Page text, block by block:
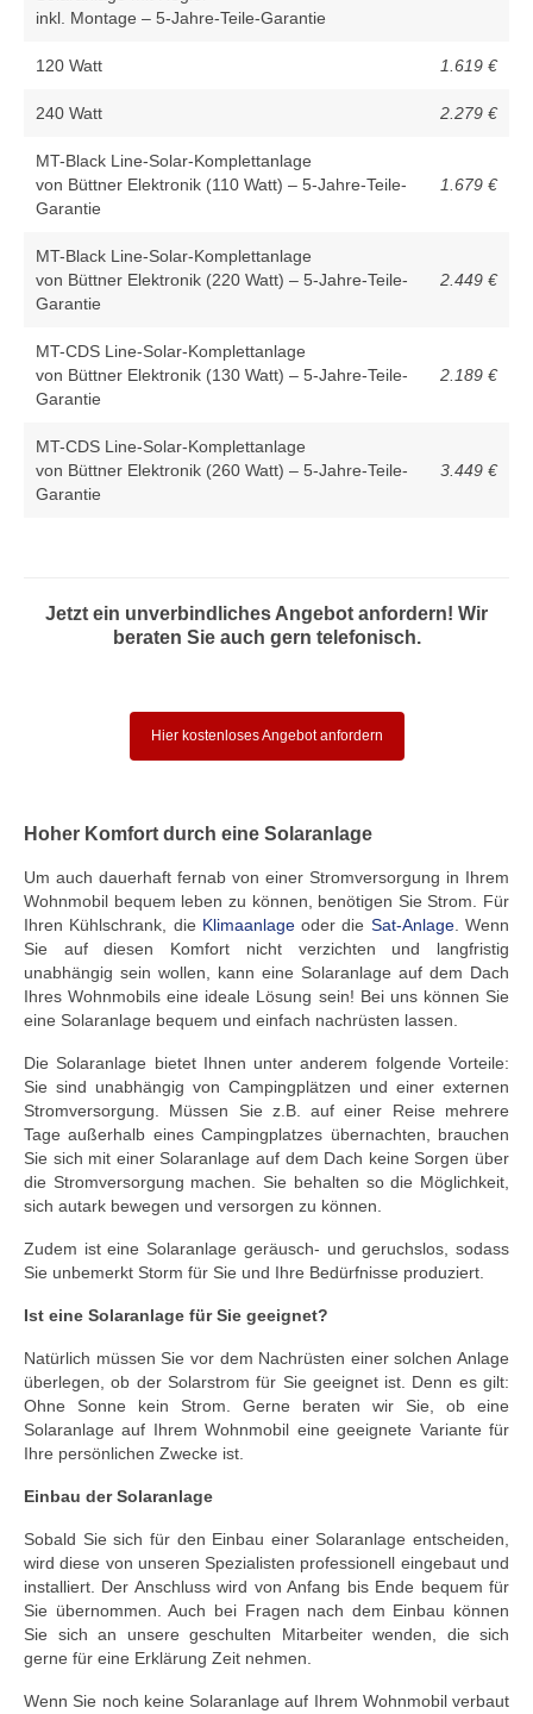
inkl. Montage – 5-Jahre-Teile-Garantie
120 Watt 1.619 €
240 Watt 2.279 €
MT-Black Line-Solar-Komplettanlage
von Büttner Elektronik (110 Watt) – 5-Jahre-Teile-
Garantie
1.679 €
MT-Black Line-Solar-Komplettanlage
von Büttner Elektronik (220 Watt) – 5-Jahre-Teile-
Garantie
2.449 €
MT-CDS Line-Solar-Komplettanlage
von Büttner Elektronik (130 Watt) – 5-Jahre-Teile-
Garantie
2.189 €
MT-CDS Line-Solar-Komplettanlage
von Büttner Elektronik (260 Watt) – 5-Jahre-Teile-
Garantie
3.449 €
Jetzt ein unverbindliches Angebot anfordern! Wir
beraten Sie auch gern telefonisch.
Hier kostenloses Angebot anfordern
Hoher Komfort durch eine Solaranlage
Um auch dauerhaft fernab von einer Stromversorgung in Ihrem
Wohnmobil bequem leben zu können, benötigen Sie Strom. Für
Ihren Kühlschrank, die Klimaanlageoder die Sat-Anlage. Wenn
Sie auf diesen Komfort nicht verzichten und langfristig
unabhängig sein wollen, kann eine Solaranlage auf dem Dach
Ihres Wohnmobils eine ideale Lösung sein! Bei uns können Sie
eine Solaranlage bequem und einfach nachrüsten lassen.
Die Solaranlage bietet Ihnen unter anderem folgende Vorteile:
Sie sind unabhängig von Campingplätzen und einer externen
Stromversorgung. Müssen Sie z.B. auf einer Reise mehrere
Tage außerhalb eines Campingplatzes übernachten, brauchen
Sie sich mit einer Solaranlage auf dem Dach keine Sorgen über
die Stromversorgung machen. Sie behalten so die Möglichkeit,
sich autark bewegen und versorgen zu können.
Zudem ist eine Solaranlage geräusch- und geruchslos, sodass
Sie unbemerkt Storm für Sie und Ihre Bedürfnisse produziert.
Ist eine Solaranlage für Sie geeignet?
Natürlich müssen Sie vor dem Nachrüsten einer solchen Anlage
überlegen, ob der Solarstrom für Sie geeignet ist. Denn es gilt:
Ohne Sonne kein Strom. Gerne beraten wir Sie, ob eine
Solaranlage auf Ihrem Wohnmobil eine geeignete Variante für
Ihre persönlichen Zwecke ist.
Einbau der Solaranlage
Sobald Sie sich für den Einbau einer Solaranlage entscheiden,
wird diese von unseren Spezialisten professionell eingebaut und
installiert. Der Anschluss wird von Anfang bis Ende bequem für
Sie übernommen. Auch bei Fragen nach dem Einbau können
Sie sich an unsere geschulten Mitarbeiter wenden, die sich
gerne für eine Erklärung Zeit nehmen.
Wenn Sie noch keine Solaranlage auf Ihrem Wohnmobil verbaut